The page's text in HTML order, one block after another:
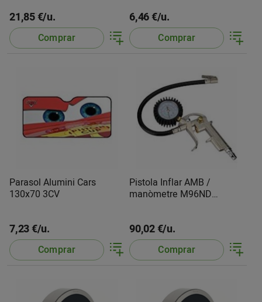
21,85 €/u.
Comprar
6,46 €/u.
Comprar
Parasol Alumini Cars
130x70 3CV
7,23 €/u.
Comprar
Pistola Inflar AMB /
manòmetre M96ND
90,02 €/u.
Comprar